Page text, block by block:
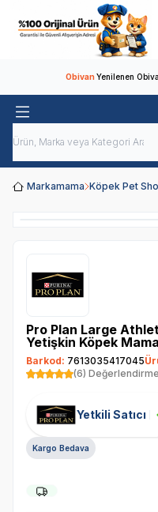
ObivanYenilenen
Markamama Köpek Pet
Pro Plan Large
Yetişkin Köpek
Barkod: 7613035417045
(6) Değerlendirme
Yetkili Satıcı
Kargo Bedava